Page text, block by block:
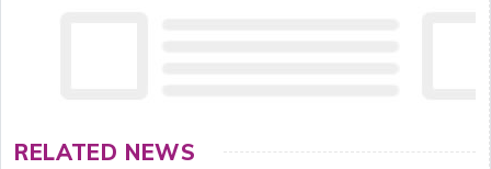
RELATED NEWS